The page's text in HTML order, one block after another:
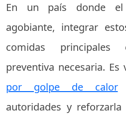
En un país donde
agobiante, integrar
comidas
preventiva necesaria. Es
por golpe de calor
autoridades y